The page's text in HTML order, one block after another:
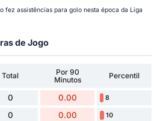
fez assistências para golo nesta época da Liga
de Jogo
Total
Por 90
Minutos
Percentil
0 0.00 8
0 0.00 10